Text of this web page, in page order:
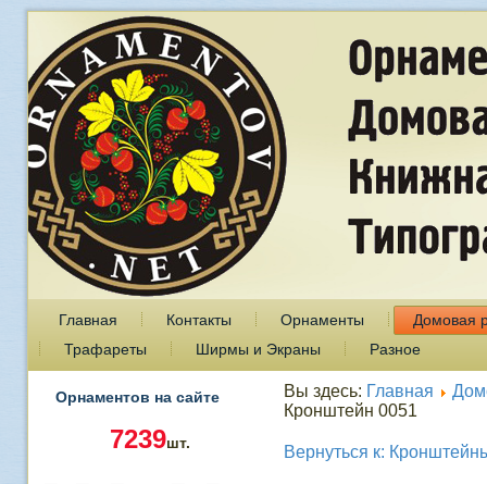
Главная Контакты Орнаменты
Домовая
Трафареты
Ширмы и Экраны Разное
Орнаментов на сайте
7239шт.
Вы здесь: Главная
Кронштейн 0051
Вернуться к: